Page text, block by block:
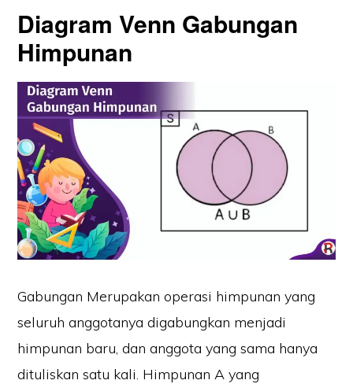
Diagram Venn Gabungan
Himpunan
Gabungan Merupakan operasi himpunan yang
seluruh anggotanya digabungkan menjadi
himpunan baru, dan anggota yang sama hanya
dituliskan satu kali. Himpunan A yang